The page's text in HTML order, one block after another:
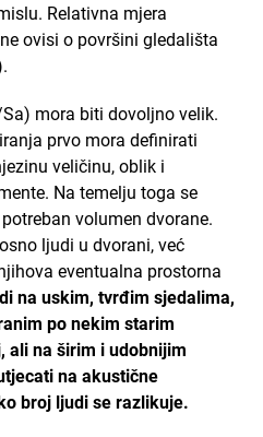
Relativna mjera
ovisi o površini gledališta
mora biti dovoljno velik.
prvo mora definirati
veličinu, oblik i
Na temelju toga se
volumen dvorane.
ljudi u dvorani, već
eventualna prostorna
na uskim, tvrđim sjedalima,
po nekim starim
ali na širim i udobnijim
na akustične
broj ljudi se razlikuje.